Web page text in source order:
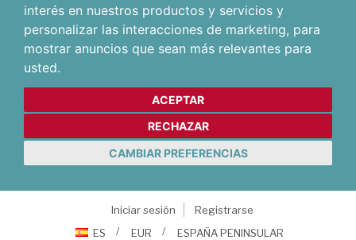
interés en nuestros productos y servicios y
personalizar las interacciones de marketing, para
mostrar anuncios que sean más relevantes para
usted.
ACEPTAR
RECHAZAR
CAMBIAR PREFERENCIAS
Iniciar sesión
Registrarse
ES
EUR ESPAÑA PENINSULAR